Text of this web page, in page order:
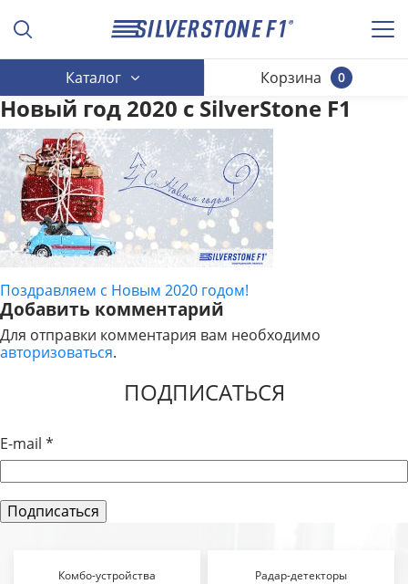
Каталог 0
Корзина
Новый год 2020 с SilverStone F1
НАВИГАЦИЯ
ПО
ЗАПИСЯМ
Поздравляем с Новым 2020 годом!
Добавить комментарий
Для отправки комментария вам необходимо
авторизоваться.
ПОДПИСАТЬСЯ
E-mail *
Комбо-устройства Радар-детекторы